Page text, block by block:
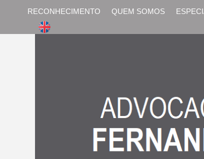
RECONHECIMENTO QUEM SOMOS